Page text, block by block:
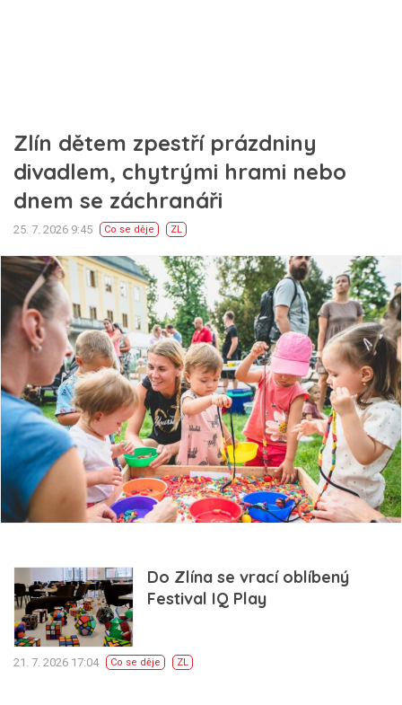
Zlín dětem zpestří prázdniny
divadlem, chytrými hrami nebo
dnem se záchranáři
25. 7. 2026 9:45 Co se děje ZL
Do Zlína se vrací oblíbený
Festival IQ Play
21. 7. 2026 17:04 Co se děje ZL